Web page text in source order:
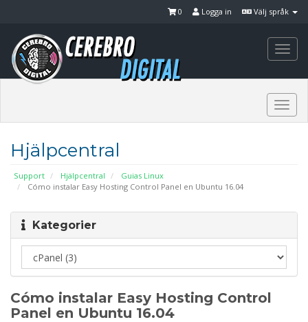
Välj språk
Logga in
0
Hjälpcentral
Support Hjälpcentral
Guias Linux
Cómo instalar Easy Hosting Control Panel en Ubuntu 16.04
Kategorier
Cómo instalar Easy Hosting Control
Panel en Ubuntu 16.04